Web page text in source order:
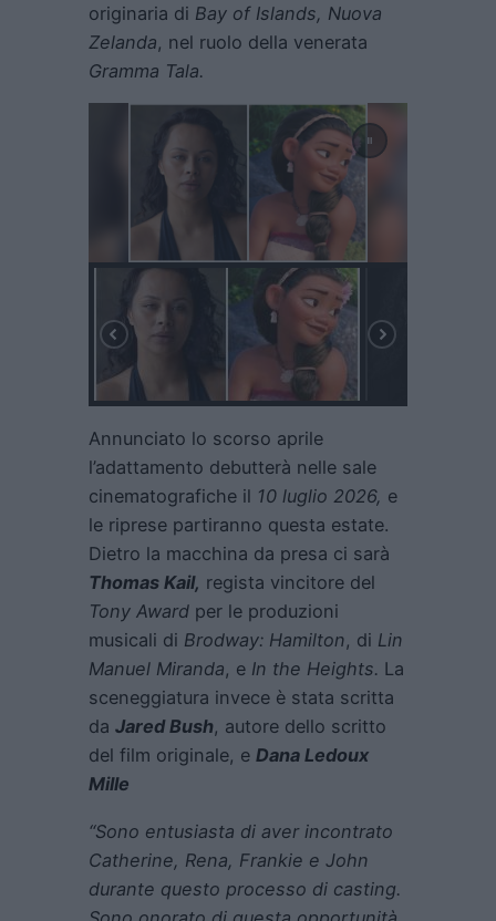
originaria di Bay of Islands, Nuova
Zelanda, nel ruolo della venerata
Gramma Tala.
Annunciato lo scorso aprile
l’adattamento debutterà nelle sale
cinematografiche il 10 luglio 2026, e
le riprese partiranno questa estate.
Dietro la macchina da presa ci sarà
Thomas Kail, regista vincitore del
Tony Award per le produzioni
musicali di Brodway: Hamilton, di Lin
Manuel Miranda, e In the Heights. La
sceneggiatura invece è stata scritta
da Jared Bush, autore dello scritto
del film originale, e Dana Ledoux
Mille
“Sono entusiasta di aver incontrato
Catherine, Rena, Frankie e John
durante questo processo di casting.